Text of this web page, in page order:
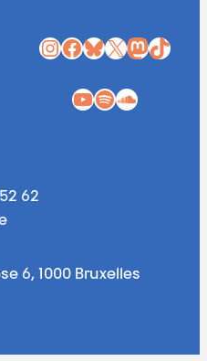
InstagramFacebook Bluesky X Mastodon TikTok
YouTube Spotify SoundCloud
62
6, 1000 Bruxelles